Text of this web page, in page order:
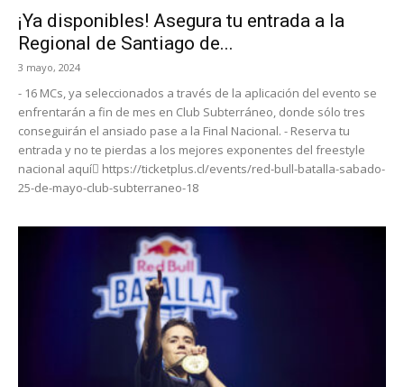
¡Ya disponibles! Asegura tu entrada a la
Regional de Santiago de...
3 mayo, 2024
- 16 MCs, ya seleccionados a través de la aplicación del evento se
enfrentarán a fin de mes en Club Subterráneo, donde sólo tres
conseguirán el ansiado pase a la Final Nacional. - Reserva tu
entrada y no te pierdas a los mejores exponentes del freestyle
nacional aquí https://ticketplus.cl/events/red-bull-batalla-sabado-
25-de-mayo-club-subterraneo-18